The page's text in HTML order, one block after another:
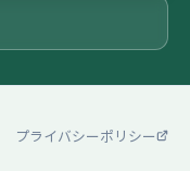
プライバシーポリシー